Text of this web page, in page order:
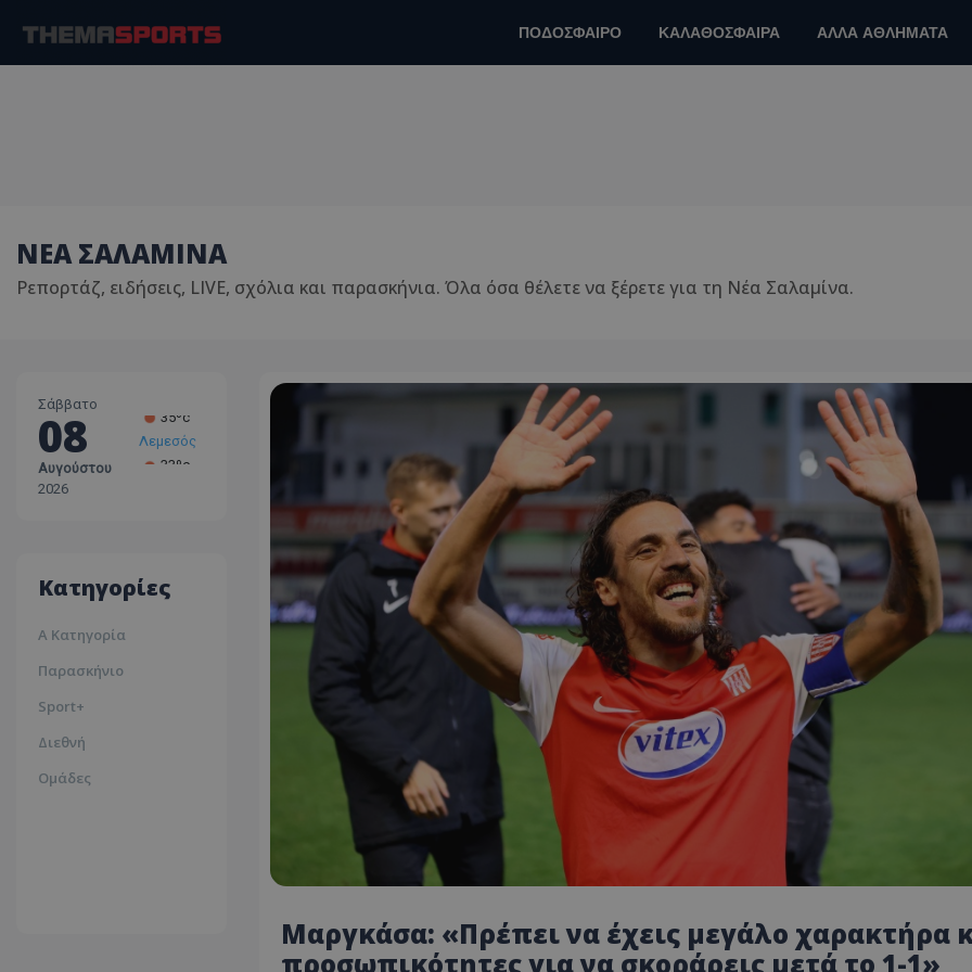
ΠΟΔΟΣΦΑΙΡΟ ΚΑΛΑΘΟΣΦΑΙΡΑ ΑΛΛΑ ΑΘΛΗΜΑΤΑ
ΝΕΑ ΣΑΛΑΜΙΝΑ
Ρεπορτάζ, ειδήσεις, LIVE, σχόλια και παρασκήνια. Όλα όσα θέλετε να ξέρετε για τη Νέα Σαλαμίνα.
Σάββατο
08
Αυγούστου
2026
Λεμεσός
Κατηγορίες
Α Κατηγορία
Παρασκήνιο
Sport+
Διεθνή
Ομάδες
Μαργκάσα: «Πρέπει να έχεις μεγάλο χαρακτήρα
προσωπικότητες για να σκοράρεις μετά το 1-1»